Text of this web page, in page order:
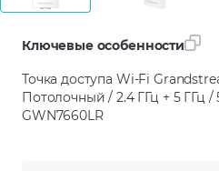
Ключевые особенности
Точка доступа Wi-Fi
Потолочный / 2.4 ГГц + 5 ГГц /
GWN7660LR